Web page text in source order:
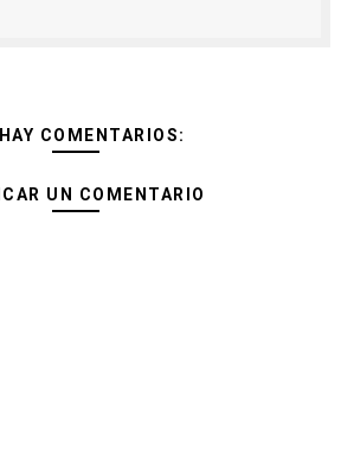
COMENTARIOS:
UN COMENTARIO